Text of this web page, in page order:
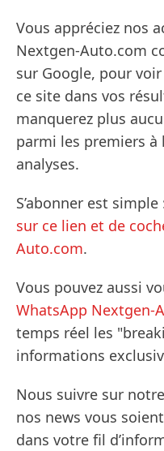
Vous appréciez nos
Nextgen-Auto.com
sur Google, pour
ce site dans vos
manquerez plus
parmi les premiers
analyses.
S’abonner est
sur ce lien et de
Auto.com.
Vous pouvez aussi
WhatsApp Nextgen-
temps réel les
informations
Nous suivre sur
nos news vous
dans votre fil